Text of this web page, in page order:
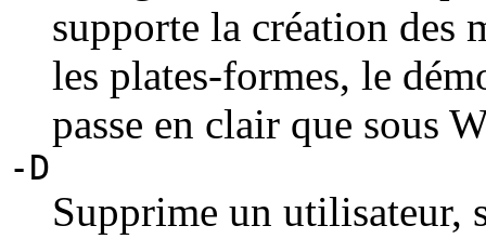
supporte la création des
les plates-formes, le
passe en clair que sous
-D
Supprime un utilisateur,